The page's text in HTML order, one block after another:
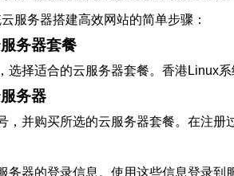
服务器搭建高效网站的简单步骤：
务器套餐
选择适合的云服务器套餐。香港Linux
务器
，并购买所选的云服务器套餐。在注册
务器的登录信息。使用这些信息登录到